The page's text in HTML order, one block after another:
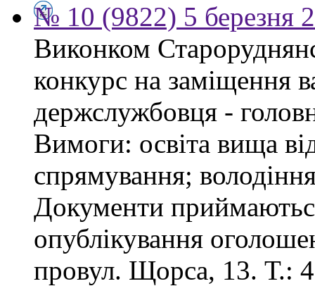
№ 10 (9822) 5 березня
Виконком
конкурс на заміщення
держслужбовця -
Вимоги: освіта вища
спрямування;
Документи
опублікування
провул. Щорса, 13. Т.: